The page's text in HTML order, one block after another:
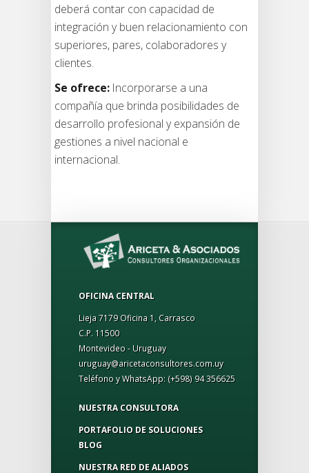
deberá contar con capacidad de
integración y buen relacionamiento con
superiores, pares, colaboradores y
clientes.
Se ofrece: Incorporarse a una
compañía que brinda posibilidades de
desarrollo profesional y expansión de
gestiones a nivel nacional e
internacional.
OFICINA CENTRAL
Lieja 7179 Oficina 1, Carrasco
C.P. 11500
Montevideo - Uruguay
uruguay@aricetaconsultores.com.uy
Teléfono y WhatsApp: (+598) 94 356625
NUESTRA CONSULTORA
PORTAFOLIO DE SOLUCIONES
BLOG
NUESTRA RED DE ALIADOS